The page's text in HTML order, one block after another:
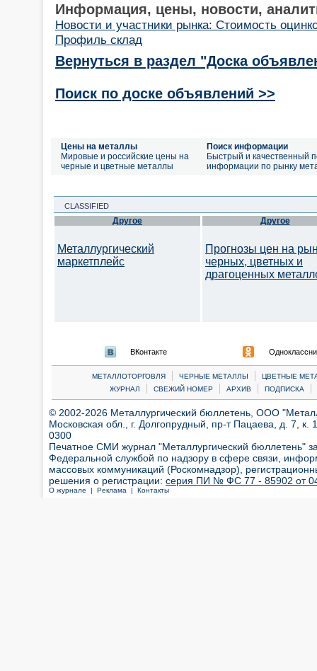
Информация, цены, новости,
Новости и участники рынка: Стоимость
Профиль склад
Вернуться в раздел "Доска
Поиск по доске объявлений >>
Цены на металлы
Мировые и российские цены на
черные и цветные металлы
Поиск информации
Быстрый и качественный
информации по рынку
CLASSIFIED
Другое
Металлургический
маркетплейс
Другое
Прогнозы цен на
черных, цветных и
драгоценных
ВКонтакте
МЕТАЛЛОТОРГОВЛЯ | ЧЕРНЫЕ МЕТАЛЛЫ |
ЦВЕТНЫЕ
ЖУРНАЛ
| СВЕЖИЙ НОМЕР | АРХИВ | ПОДПИСКА |
© 2002-2026 Металлургический бюллетень, ООО
Московская обл., г. Долгопрудный, пр-т Пацаева, д. 7,
0300
Печатное СМИ журнал "Металлургический бюллетень"
Федеральной службой по надзору в сфере связи,
массовых коммуникаций (Роскомнадзор),
решения о регистрации: серия ПИ № ФС 77 - 85902 от 04
О журнале | Реклама | Контакты